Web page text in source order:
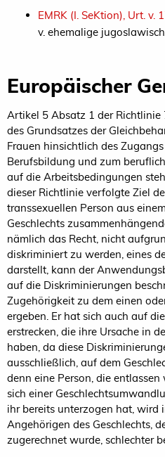
EMRK (I. SeKtion), Urt. v.
v. ehemalige
Europäischer
Artikel 5 Absatz 1 der
des Grundsatzes der
Frauen hinsichtlich des
Berufsbildung und zum
auf die Arbeitsbedingungen
dieser Richtlinie verfolgte Ziel
transsexuellen Person aus
Geschlechts
nämlich das Recht, nicht
diskriminiert zu werden, eines
darstellt, kann der
auf die Diskriminierungen
Zugehörigkeit zu dem einen
ergeben. Er hat sich auch auf
erstrecken, die ihre Ursache in
haben, da diese
ausschließlich, auf dem
denn eine Person, die
sich einer
ihr bereits unterzogen hat, wird
Angehörigen des Geschlechts,
zugerechnet wurde, schlechter